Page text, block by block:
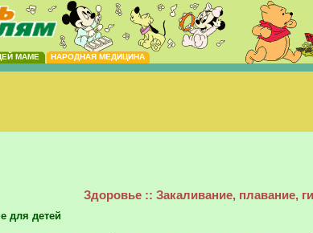
МАМЕ НАРОДНАЯ МЕДИЦИНА
Здоровье :: Закаливание, плавание,
для детей